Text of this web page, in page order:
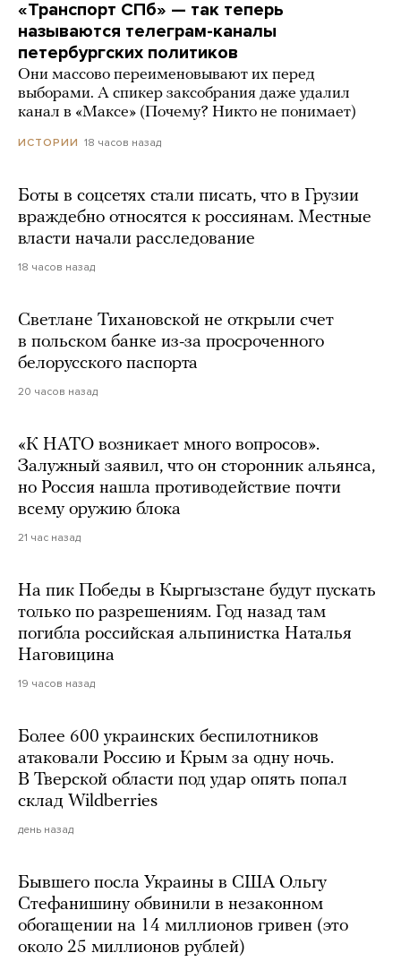
«Транспорт СПб» — так теперь
называются телеграм-каналы
петербургских политиков
Они массово переименовывают их перед
выборами. А спикер заксобрания даже удалил
канал в «Максе» (Почему? Никто не понимает)
ИСТОРИИ 18 часов назад
Боты в соцсетях стали писать, что в Грузии
враждебно относятся к россиянам. Местные
власти начали расследование
18 часов назад
Светлане Тихановской не открыли счет
в польском банке из-за просроченного
белорусского паспорта
20 часов назад
«К НАТО возникает много вопросов».
Залужный заявил, что он сторонник альянса,
но Россия нашла противодействие почти
всему оружию блока
21 час назад
На пик Победы в Кыргызстане будут пускать
только по разрешениям. Год назад там
погибла российская альпинистка Наталья
Наговицина
19 часов назад
Более 600 украинских беспилотников
атаковали Россию и Крым за одну ночь.
В Тверской области под удар опять попал
склад Wildberries
день назад
Бывшего посла Украины в США Ольгу
Стефанишину обвинили в незаконном
обогащении на 14 миллионов гривен (это
около 25 миллионов рублей)